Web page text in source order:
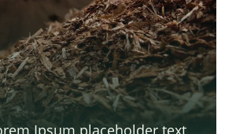
Ipsum placeholder text